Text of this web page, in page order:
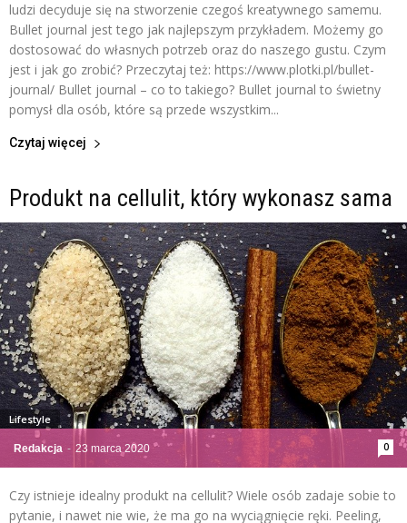
ludzi decyduje się na stworzenie czegoś kreatywnego samemu.
Bullet journal jest tego jak najlepszym przykładem. Możemy go
dostosować do własnych potrzeb oraz do naszego gustu. Czym
jest i jak go zrobić? Przeczytaj też: https://www.plotki.pl/bullet-
journal/ Bullet journal – co to takiego? Bullet journal to świetny
pomysł dla osób, które są przede wszystkim...
Czytaj więcej
Produkt na cellulit, który wykonasz sama
Redakcja - 23 marca 2020 0
Lifestyle
Czy istnieje idealny produkt na cellulit? Wiele osób zadaje sobie to
pytanie, i nawet nie wie, że ma go na wyciągnięcie ręki. Peeling,